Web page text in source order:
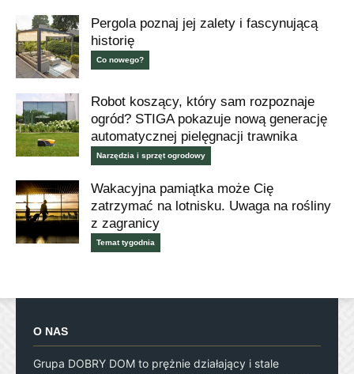
Pergola poznaj jej zalety i fascynującą
historię
Co nowego?
Robot koszący, który sam rozpoznaje
ogród? STIGA pokazuje nową generację
automatycznej pielęgnacji trawnika
Narzędzia i sprzęt ogrodowy
Wakacyjna pamiątka może Cię
zatrzymać na lotnisku. Uwaga na rośliny
z zagranicy
Temat tygodnia
O NAS
Grupa DOBRY DOM to prężnie działający i stale